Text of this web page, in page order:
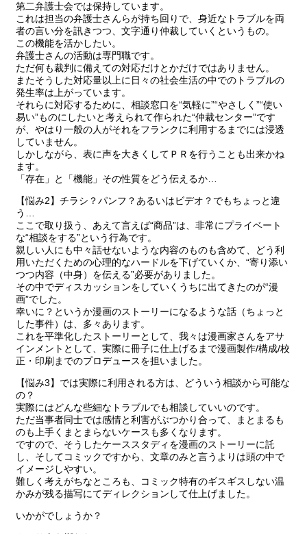
第二弁護士会では保持しています。
これは担当の弁護士さんらが持ち回りで、身近なトラブルを両
者の言い分を訊きつつ、文字通り仲裁していくというもの。
この機能を活かしたい。
弁護士さんの活動は専門職です。
ただ何も裁判に備えての対応だけとかだけではありません。
またそうした対応量以上に日々の社会生活の中でのトラブルの
発生率は上がっています。
それらに対応するために、相談窓口を“気軽に”“やさしく”“使い
易い”ものにしたいと考えられて作られた“仲裁センター”です
が、やはり一般の人がそれをフランクに利用するまでには浸透
していません。
しかしながら、表に声を大きくしてＰＲを行うことも出来かね
ます。
「存在」と「機能」その性質をどう伝えるか…
【悩み2】チラシ？パンフ？あるいはビデオ？でもちょっと違
う…
ここで取り扱う、あえて言えば“商品”は、非常にプライベート
な“相談をする”という行為です。
親しい人にも中々話せないような内容のものも含めて、どう利
用いただくための心理的なハードルを下げていくか、“寄り添い
つつ内容（中身）を伝える”必要がありました。
その中でディスカッションをしていくうちに出てきたのが“漫
画”でした。
幸いに？というか漫画のストーリーになるような話（ちょっと
した事件）は、多々あります。
これを平準化したストーリーとして、我々は漫画家さんをアサ
インメントとして、実際に冊子に仕上げるまで漫画製作/構成/校
正・印刷までのプロデュースを担いました。
【悩み3】では実際に利用される方は、どういう相談から可能な
の？
実際にはどんな些細なトラブルでも相談していいのです。
ただ当事者同士では感情と利害がぶつかり合って、まとまるも
のも上手くまとまらないケースも多くなります。
ですので、そうしたケーススタディを漫画のストーリーに託
し、そしてコミックですから、文章のみと言うよりは頭の中で
イメージしやすい。
難しく考えがちなところも、コミック特有のギスギスしない温
かみが残る描写にてディレクションして仕上げました。
いかがでしょうか？